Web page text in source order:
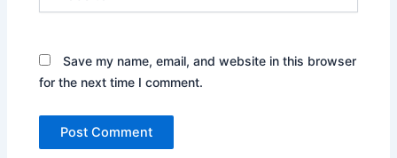
Save my name, email, and website in this browser
for the next time I comment.